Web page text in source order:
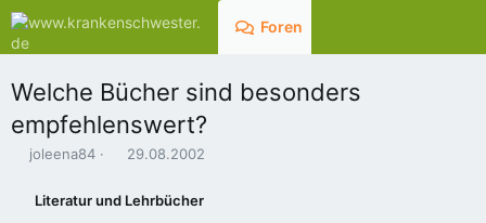
Foren
Welche Bücher sind besonders
empfehlenswert?
E
joleena84
E
s
t
29.08.2002
Literatur und Lehrbücher